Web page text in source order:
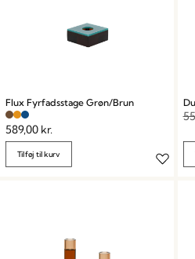
Flux Fyrfadsstage Grøn/Brun
589,00 kr.
Tilføj til kurv